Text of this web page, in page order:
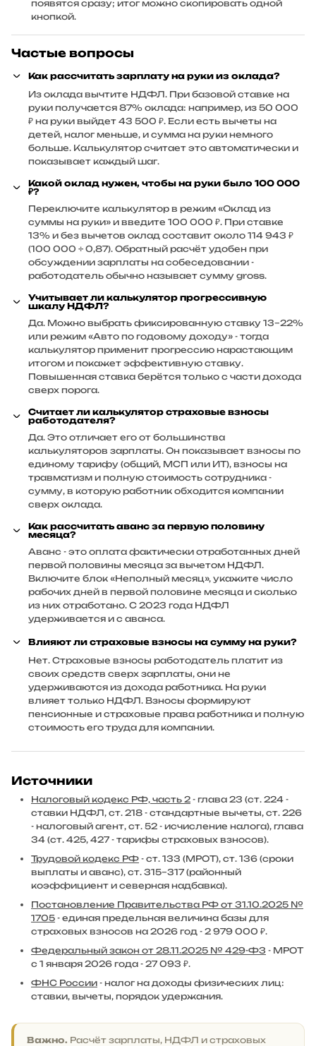
появятся сразу; итог можно скопировать одной
кнопкой.
Частые вопросы
Как рассчитать зарплату на руки из оклада?
Из оклада вычтите НДФЛ. При базовой ставке на
руки получается 87% оклада: например, из 50 000
₽ на руки выйдет 43 500 ₽. Если есть вычеты на
детей, налог меньше, и сумма на руки немного
больше. Калькулятор считает это автоматически и
показывает каждый шаг.
Какой оклад нужен, чтобы на руки было 100 000
₽?
Переключите калькулятор в режим «Оклад из
суммы на руки» и введите 100 000 ₽. При ставке
13% и без вычетов оклад составит около 114 943 ₽
(100 000 ÷ 0,87). Обратный расчёт удобен при
обсуждении зарплаты на собеседовании -
работодатель обычно называет сумму gross.
Учитывает ли калькулятор прогрессивную
шкалу НДФЛ?
Да. Можно выбрать фиксированную ставку 13–22%
или режим «Авто по годовому доходу» - тогда
калькулятор применит прогрессию нарастающим
итогом и покажет эффективную ставку.
Повышенная ставка берётся только с части дохода
сверх порога.
Считает ли калькулятор страховые взносы
работодателя?
Да. Это отличает его от большинства
калькуляторов зарплаты. Он показывает взносы по
единому тарифу (общий, МСП или ИТ), взносы на
травматизм и полную стоимость сотрудника -
сумму, в которую работник обходится компании
сверх оклада.
Как рассчитать аванс за первую половину
месяца?
Аванс - это оплата фактически отработанных дней
первой половины месяца за вычетом НДФЛ.
Включите блок «Неполный месяц», укажите число
рабочих дней в первой половине месяца и сколько
из них отработано. С 2023 года НДФЛ
удерживается и с аванса.
Влияют ли страховые взносы на сумму на руки?
Нет. Страховые взносы работодатель платит из
своих средств сверх зарплаты, они не
удерживаются из дохода работника. На руки
влияет только НДФЛ. Взносы формируют
пенсионные и страховые права работника и полную
стоимость его труда для компании.
Источники
Налоговый кодекс РФ, часть 2 - глава 23 (ст. 224 -
ставки НДФЛ, ст. 218 - стандартные вычеты, ст. 226
- налоговый агент, ст. 52 - исчисление налога), глава
34 (ст. 425, 427 - тарифы страховых взносов).
Трудовой кодекс РФ - ст. 133 (МРОТ), ст. 136 (сроки
выплаты и аванс), ст. 315–317 (районный
коэффициент и северная надбавка).
Постановление Правительства РФ от 31.10.2025 №
1705 - единая предельная величина базы для
страховых взносов на 2026 год - 2 979 000 ₽.
Федеральный закон от 28.11.2025 № 429-ФЗ - МРОТ
с 1 января 2026 года - 27 093 ₽.
ФНС России - налог на доходы физических лиц:
ставки, вычеты, порядок удержания.
Важно. Расчёт зарплаты, НДФЛ и страховых